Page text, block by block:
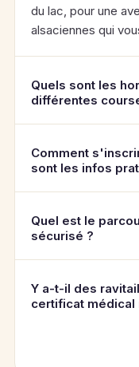
du lac, pour une
alsaciennes qui
Quels sont les
différentes
Comment
sont les infos
Quel est le
sécurisé ?
Y a-t-il des
certificat médical